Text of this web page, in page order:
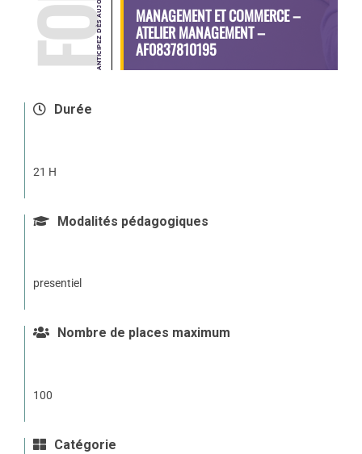
MANAGEMENT ET COMMERCE –
ATELIER MANAGEMENT –
AF0837810195
Durée
21 H
Modalités pédagogiques
presentiel
Nombre de places maximum
100
Catégorie